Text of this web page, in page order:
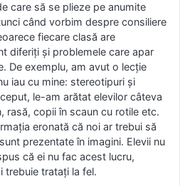
care să se plieze pe anumite
când vorbim despre consiliere
fiecare clasă are
diferiți și problemele care apar
De exemplu, am avut o lecție
iau cu mine: stereotipuri și
le-am arătat elevilor câteva
rasă, copii în scaun cu rotile etc.
eronată că noi ar trebui să
prezentate în imagini. Elevii nu
că ei nu fac acest lucru,
trebuie tratați la fel.